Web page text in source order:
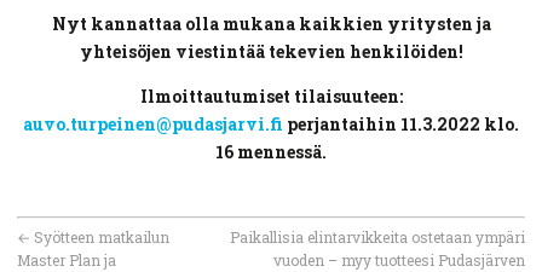
Nyt kannattaa olla mukana kaikkien yritysten ja
yhteisöjen viestintää tekevien henkilöiden!
Ilmoittautumiset tilaisuuteen:
auvo.turpeinen@pudasjarvi.fi perjantaihin 11.3.2022 klo.
16 mennessä.
← Syötteen matkailun
Master Plan ja
Paikallisia elintarvikkeita ostetaan ympäri
vuoden – myy tuotteesi Pudasjärven